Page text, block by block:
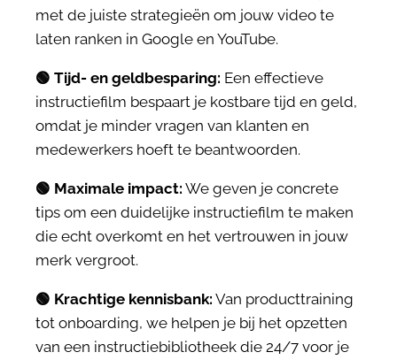
met de juiste strategieën om jouw video te
laten ranken in Google en YouTube.
🟢 Tijd- en geldbesparing: Een effectieve
instructiefilm bespaart je kostbare tijd en geld,
omdat je minder vragen van klanten en
medewerkers hoeft te beantwoorden.
🟢 Maximale impact: We geven je concrete
tips om een duidelijke instructiefilm te maken
die echt overkomt en het vertrouwen in jouw
merk vergroot.
🟢 Krachtige kennisbank: Van producttraining
tot onboarding, we helpen je bij het opzetten
van een instructiebibliotheek die 24/7 voor je